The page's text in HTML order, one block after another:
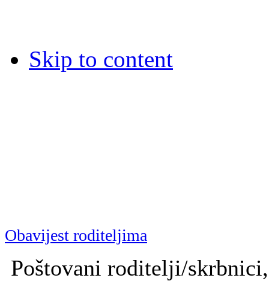
Skip to content
Dječja bolnica Srebrnjak
Dječja bolnica Srebrnjak